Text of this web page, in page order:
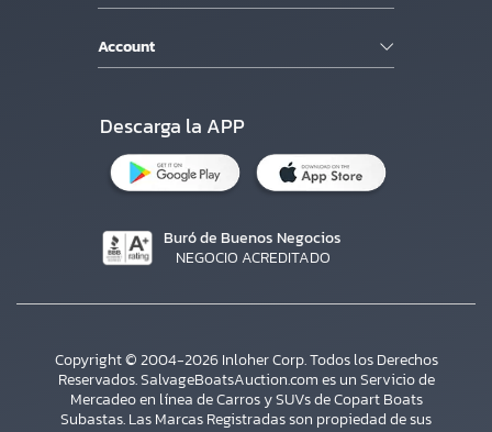
Account
Descarga la APP
Buró de Buenos Negocios
NEGOCIO ACREDITADO
Copyright © 2004-2026 Inloher Corp. Todos los Derechos
Reservados. SalvageBoatsAuction.com es un Servicio de
Mercadeo en línea de Carros y SUVs de Copart Boats
Subastas. Las Marcas Registradas son propiedad de sus